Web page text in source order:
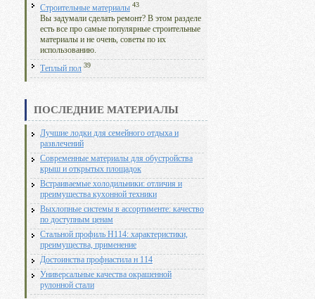
Строительные материалы 43
Вы задумали сделать ремонт? В этом разделе
есть все про самые популярные строительные
материалы и не очень, советы по их
использованию.
Теплый пол 39
ПОСЛЕДНИЕ МАТЕРИАЛЫ
Лучшие лодки для семейного отдыха и
развлечений
Современные материалы для обустройства
крыш и открытых площадок
Встраиваемые холодильники: отличия и
преимущества кухонной техники
Выхлопные системы в ассортименте: качество
по доступным ценам
Стальной профиль Н114: характеристики,
преимущества, применение
Достоинства профнастила н 114
Универсальные качества окрашенной
рулонной стали